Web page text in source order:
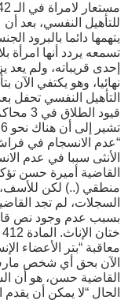
للتأهيل النفسي، بعد
يتهمها دائما بالبرود
تسمعه يردد أنها امرأة
إحدى قريباته، ولم يعد
نهائيا، وهو يكتفي
التأهيل النفسي تحفل
قيود
“عدم الانسجام في
الأنثى سببا في عدم
القاضية أميرة حسن
منطقي (..) لكن للأسف،
السجلات، لم تجد
بسبب عدم وجود نص
معاقبة “بتر الأعضاء
الآن بحق أي شخص
القاضية حسن، هو أن
الحال “لا يمكن أن